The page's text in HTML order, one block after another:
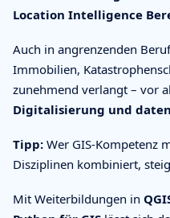
Location Intelligence
Auch in angrenzenden
Immobilien,
zunehmend verlangt – vor
Digitalisierung und
Tipp: Wer GIS-Kompetenz
Disziplinen kombiniert,
Mit Weiterbildungen in